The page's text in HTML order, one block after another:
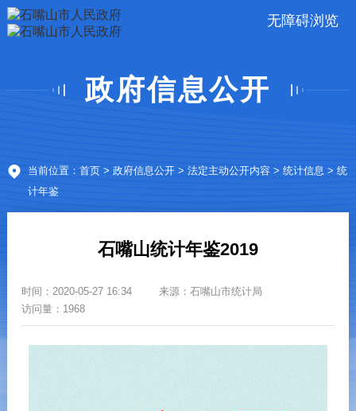
无障碍浏览
政府信息公开
当前位置： 首页> 政府信息公开> 法定主动公开内容> 统计信息 > 统
计年鉴
石嘴山统计年鉴2019
时间： 2020-05-27 16:34 来源： 石嘴山市统计局
访问量：1968